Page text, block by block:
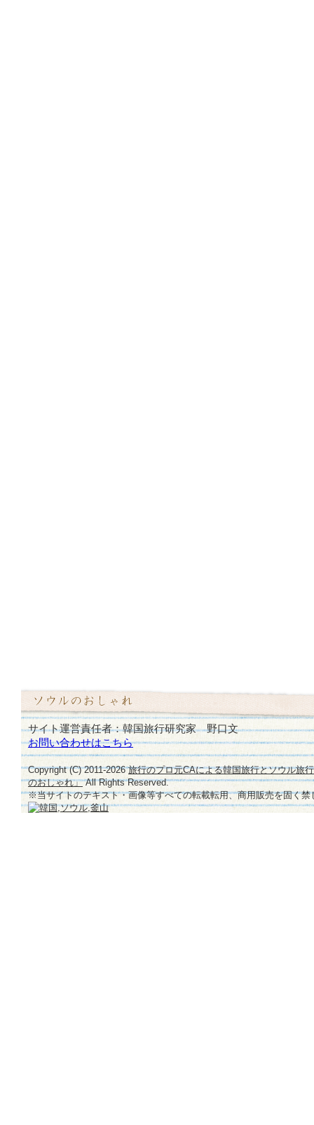
サイト運営責任者：韓国旅行研究家 野口文
お問い合わせはこちら
Copyright (C) 2011-2026旅行のプロ元CAによる韓国旅行とソウル旅
のおしゃれ」All Rights Reserved.
※当サイトのテキスト・画像等すべての転載転用、商用販売を固く禁